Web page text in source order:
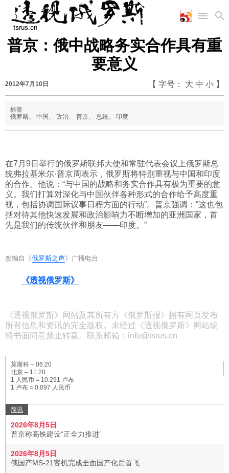
首页
国际
时政
空军
陆军
军事合作
评论
经济
财经
工业
能源
农业
社会
文化
文艺
美食
娱乐
历史
体育
旅游
视听
图片新闻
漫画
视频
图表
普京：俄中战略务实合作具有重
要意义
2012年7月10日 【 字号： 大 中 小 】
标签
俄罗斯、 中国 、 政治、 普京、 总统、 印度
在7月9日举行的俄罗斯联邦大使和常驻代表会议上俄罗斯总
统弗拉基米尔·普京周表示，俄罗斯将特别重视与中国和印度
的合作。他说：“与中国的战略和务实合作具有极为重要的意
义。我们打算对深化与中国伙伴各种形式的合作给予高度重
视，包括协调国际议事日程方面的行动”。普京强调：“这也包
括对待其他快速发展和政治影响力不断增加的亚洲国家，首
先是我们的传统伙伴和朋友——印度。”
改编自《俄罗斯之声》广播电台
《透视俄罗斯》
《透视俄罗斯》网站及其所有方《俄罗斯报》拥有网页发布
所有信息和资讯的完全版权。未经过《透视俄罗斯》网站编
辑书面同意禁止转载。联系邮箱：info@tsrus.cn
莫斯科 – 06:20
北京 – 11:20
1 人民币 = 10.291 卢布
1 卢布 = 0.097 人民币
简讯
2026年8月5日
普京称高铁建设“正全力推进”
2026年8月5日
俄国产MS-21客机完成全面国产化后首飞